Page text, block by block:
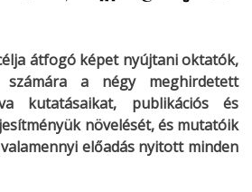
átfogó képet nyújtani oktatók,
a négy meghirdetett
kutatásaikat, publikációs és
növelését, és mutatóik
előadás nyitott minden